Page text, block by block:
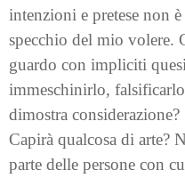
intenzioni e pretese non
specchio del mio volere.
guardo con impliciti
immeschinirlo,
dimostra
Capirà qualcosa di arte?
parte delle persone con